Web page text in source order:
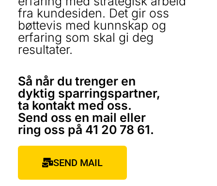
fra kundesiden. Det gir oss
bøttevis med kunnskap og
erfaring som skal gi deg
resultater.
Så når du trenger en
dyktig sparringspartner,
ta kontakt med oss.
Send oss en mail eller
ring oss på 41 20 78 61.
SEND MAIL